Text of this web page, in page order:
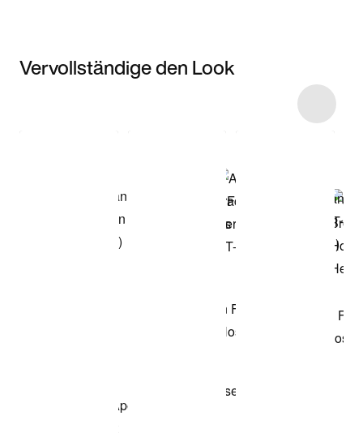
Vervollständige den Look